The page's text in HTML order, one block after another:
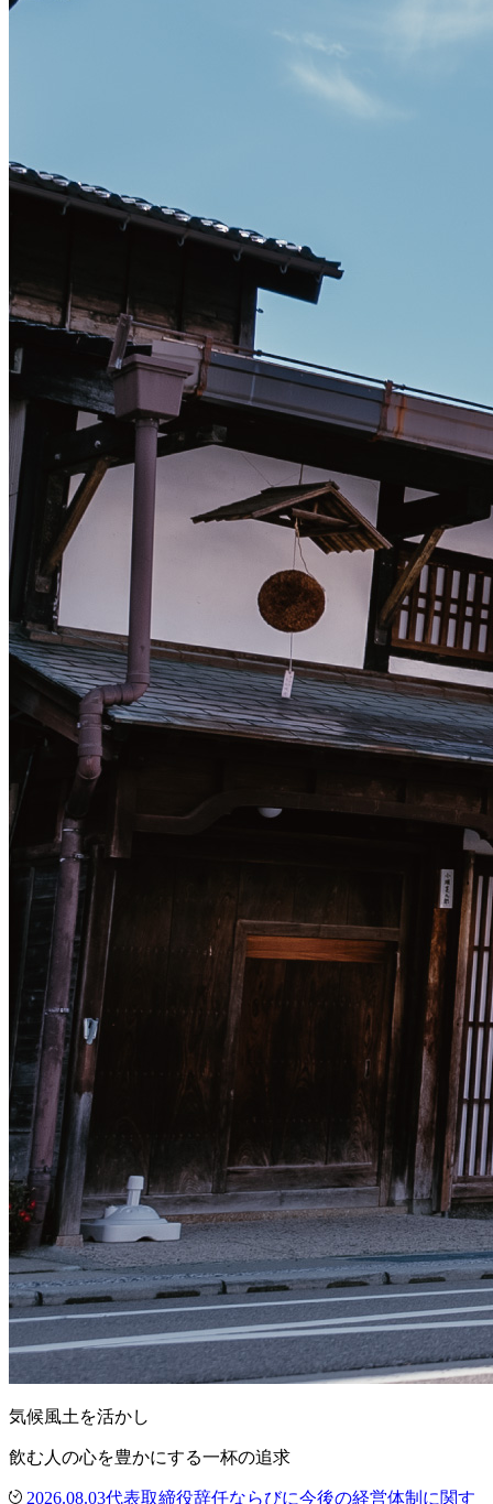
気候風土を活かし
飲む人の心を豊かにする一杯の追求
2026.08.03代表取締役辞任ならびに今後の経営体制に関す